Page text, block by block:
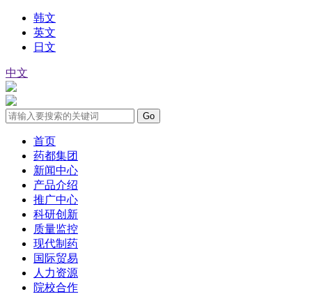
韩文
英文
日文
中文
首页
药都集团
新闻中心
产品介绍
推广中心
科研创新
质量监控
现代制药
国际贸易
人力资源
院校合作